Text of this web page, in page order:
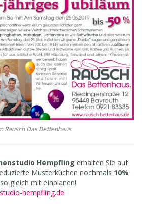
Rausch Das Bettenhaus
Hempfling erhalten Sie auf
Musterküchen nochmals 10%
gleich mit einplanen!
hempfling.de